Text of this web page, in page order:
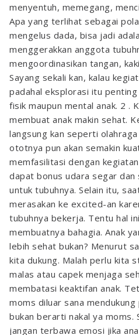
menyentuh, memegang,
Apa yang terlihat sebagai
mengelus dada, bisa jadi
menggerakkan anggota
mengoordinasikan tangan,
Sayang sekali kan, kalau
padahal eksplorasi itu
fisik maupun mental anak. 2 .
membuat anak makin sehat.
langsung kan seperti
ototnya pun akan semakin
memfasilitasi dengan
dapat bonus udara segar dan
untuk tubuhnya. Selain itu,
merasakan ke excited-an
tubuhnya bekerja. Tentu hal
membuatnya bahagia. Anak
lebih sehat bukan? Menurut
kita dukung. Malah perlu kita
malas atau capek menjaga
membatasi keaktifan anak.
moms diluar sana
bukan berarti nakal ya moms.
jangan terbawa emosi jika